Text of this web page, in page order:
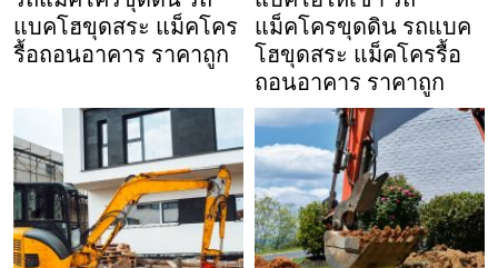
แบคโฮขุดสระ แม็คโคร
รื้อถอนอาคาร ราคาถูก
แม็คโครขุดดิน รถแบค
โฮขุดสระ แม็คโครรื้อ
ถอนอาคาร ราคาถูก